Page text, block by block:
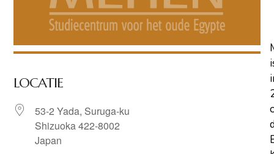
LOCATIE
53-2 Yada, Suruga-ku
Shizuoka 422-8002
Japan